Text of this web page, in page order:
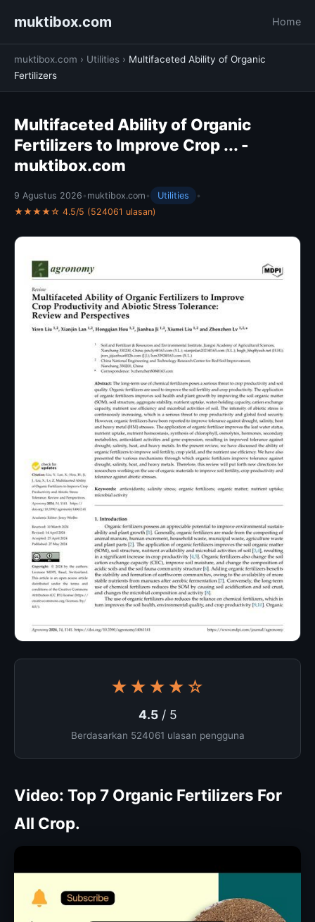
muktibox.com Home
muktibox.com › Utilities › Multifaceted Ability of Organic
Fertilizers
Multifaceted Ability of Organic
Fertilizers to Improve Crop ... -
muktibox.com
9 Agustus 2026 • muktibox.com • Utilities
•
★★★★☆ 4.5/5 (524061 ulasan)
★★★★☆
4.5/ 5
Berdasarkan 524061 ulasan pengguna
Video: Top 7 Organic Fertilizers For
All Crop.